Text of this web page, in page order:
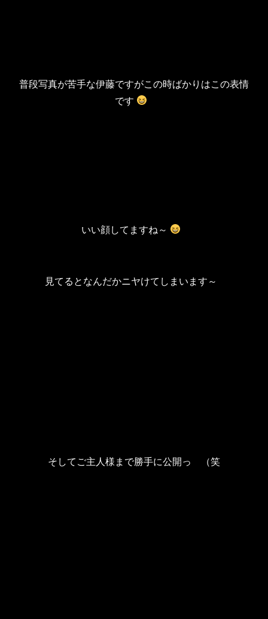
普段写真が苦手な伊藤ですがこの時ばかりはこの表情
です
いい顔してますね～
見てるとなんだかニヤけてしまいます～
そしてご主人様まで勝手に公開っ （笑